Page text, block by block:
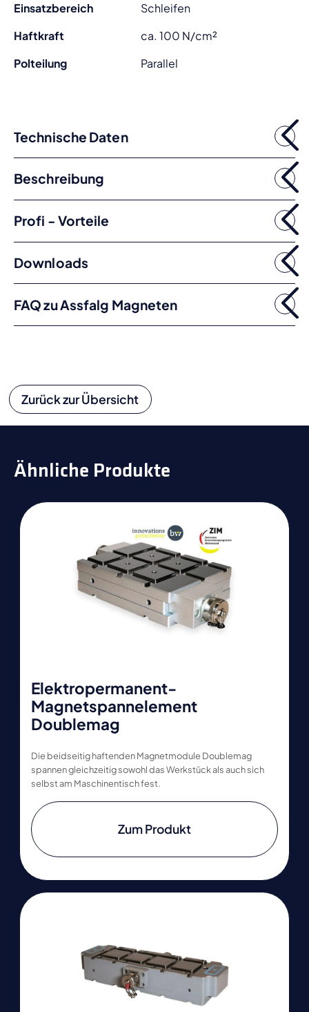
Einsatzbereich
Schleifen
Haftkraft
ca. 100 N/cm²
Polteilung
Parallel
Technische Daten
Beschreibung
Profi - Vorteile
Downloads
FAQ zu Assfalg Magneten
Zurück zur Übersicht
Ähnliche Produkte
Elektropermanent-
Magnetspannelement
Doublemag
Die beidseitig haftenden Magnetmodule Doublemag
spannen gleichzeitig sowohl das Werkstück als auch sich
selbst am Maschinentisch fest.
Zum Produkt